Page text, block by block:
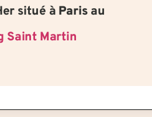
situé à Paris au
Saint Martin